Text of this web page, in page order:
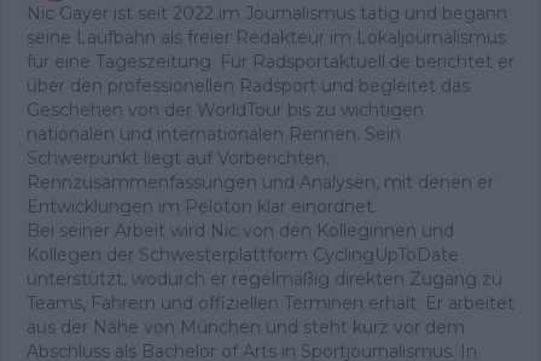
Nic Gayer ist seit 2022 im Journalismus tätig und begann
seine Laufbahn als freier Redakteur im Lokaljournalismus
für eine Tageszeitung. Für Radsportaktuell.de berichtet er
über den professionellen Radsport und begleitet das
Geschehen von der WorldTour bis zu wichtigen
nationalen und internationalen Rennen. Sein
Schwerpunkt liegt auf Vorberichten,
Rennzusammenfassungen und Analysen, mit denen er
Entwicklungen im Peloton klar einordnet.
Bei seiner Arbeit wird Nic von den Kolleginnen und
Kollegen der Schwesterplattform CyclingUpToDate
unterstützt, wodurch er regelmäßig direkten Zugang zu
Teams, Fahrern und offiziellen Terminen erhält. Er arbeitet
aus der Nähe von München und steht kurz vor dem
Abschluss als Bachelor of Arts in Sportjournalismus. In